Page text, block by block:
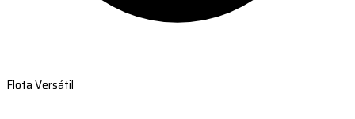
Flota Versátil